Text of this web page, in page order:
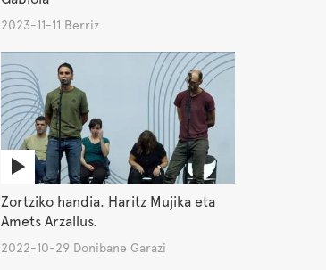
2023-11-11 Berriz
Zortziko handia. Haritz Mujika eta
Amets Arzallus.
2022-10-29 Donibane Garazi